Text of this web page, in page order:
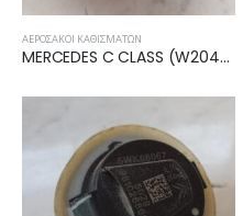
ΑΕΡΌΣΑΚΟΙ ΚΑΘΙΣΜΆΤΩΝ
MERCEDES C CLASS (W204) 2007-2011, 2011-2014 ΑΙΣΘΗΤΗΡΑΣ ΚΡΟΥΣΗΣ AIRBAG A2048210651